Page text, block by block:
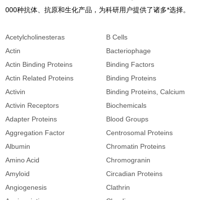
000种抗体、抗原和生化产品，为科研用户提供了诸多*选择。
Acetylcholinesteras B Cells
Actin
Bacteriophage
Actin Binding Proteins
Binding Factors
Actin Related Proteins
Binding Proteins
Activin
Binding Proteins, Calcium
Activin Receptors
Biochemicals
Adapter Proteins
Blood Groups
Aggregation Factor
Centrosomal Proteins
Albumin
Chromatin Proteins
Amino Acid
Chromogranin
Amyloid
Circadian Proteins
Angiogenesis
Clathrin